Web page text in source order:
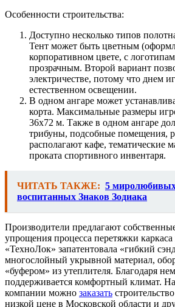
Особенности строительства:
Доступно несколько типов
Тент может быть цветным
корпоративном цвете, с
прозрачным. Второй вариант
электричестве, потому что днем
естественном освещении.
В одном ангаре может
корта. Максимальные размеры
36х72 м. Также в одном ангаре
трибуны, подсобные помещения,
располагают кафе, тематические
проката спортивного инвентаря.
ЧИТАТЬ ТАКЖЕ: 5
воспитанных Знаков Зодиака
Производители предлагают
упрощения процесса перетяжки
«ТехноЛок» запатентовала «гибкий
многослойный укрывной материал,
«буфером» из утеплителя. Благодаря
поддерживается комфортный климат.
компании можно заказать
низкой цене в Московской области и